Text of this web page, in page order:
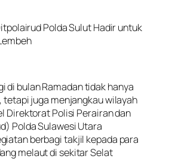
Polda Sulut Hadir untuk
di bulan Ramadan tidak hanya
tetapi juga menjangkau wilayah
Direktorat Polisi Perairan dan
Polda Sulawesi Utara
berbagi takjil kepada para
melaut di sekitar Selat